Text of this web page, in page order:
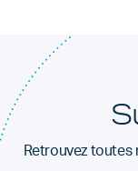
Retrouvez toutes